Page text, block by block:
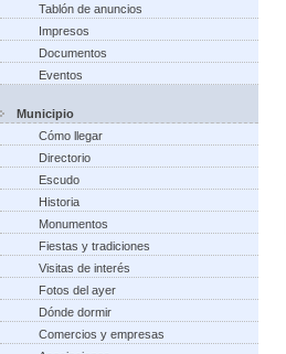
Tablón de anuncios
Impresos
Documentos
Eventos
Municipio
Cómo llegar
Directorio
Escudo
Historia
Monumentos
Fiestas y tradiciones
Visitas de interés
Fotos del ayer
Dónde dormir
Comercios y empresas